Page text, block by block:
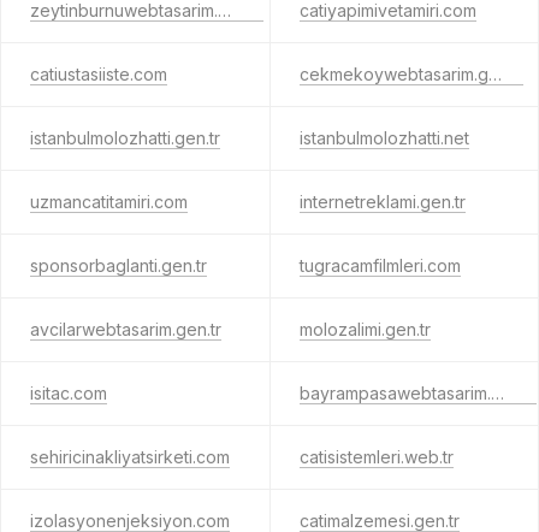
zeytinburnuwebtasarim.gen.tr catiyapimivetamiri.com
catiustasiiste.com cekmekoywebtasarim.gen.tr
istanbulmolozhatti.gen.tr istanbulmolozhatti.net
uzmancatitamiri.com internetreklami.gen.tr
sponsorbaglanti.gen.tr tugracamfilmleri.com
avcilarwebtasarim.gen.tr molozalimi.gen.tr
isitac.com bayrampasawebtasarim.gen.tr
sehiricinakliyatsirketi.com catisistemleri.web.tr
izolasyonenjeksiyon.com catimalzemesi.gen.tr